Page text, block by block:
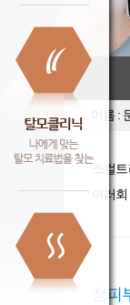
이름 :
스컬
여러
청피